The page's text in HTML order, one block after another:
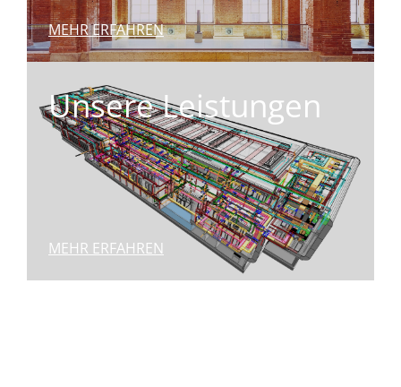
MEHR ERFAHREN
Unsere Leistungen
MEHR ERFAHREN